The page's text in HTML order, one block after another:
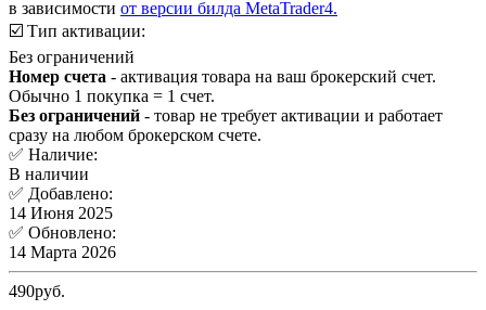
в зависимости от версии билда MetaTrader4.
☑️ Тип активации:
Без ограничений
Номер счета - активация товара на ваш брокерский счет.
Обычно 1 покупка = 1 счет.
Без ограничений - товар не требует активации и работает
сразу на любом брокерском счете.
✅ Наличие:
В наличии
✅ Добавлено:
14 Июня 2025
✅ Обновлено:
14 Марта 2026
490руб.